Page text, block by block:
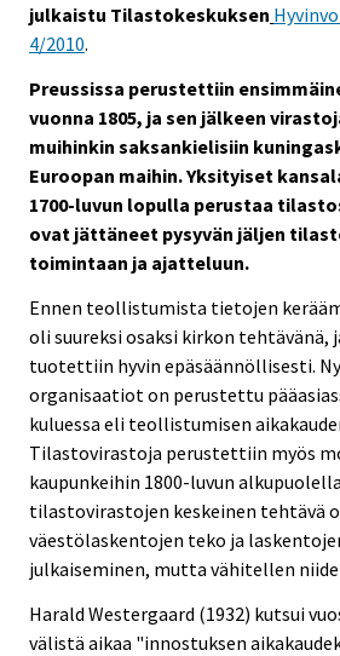
julkaistu Tilastokeskuksen
4/2010.
Preussissa perustettiin
vuonna 1805, ja sen jälkeen
muihinkin saksankielisiin
Euroopan maihin. Yksityiset
1700-luvun lopulla perustaa
ovat jättäneet pysyvän jäljen
toimintaan ja ajatteluun.
Ennen teollistumista tietojen
oli suureksi osaksi kirkon tehtävänä,
tuotettiin hyvin epäsäännöllisesti.
organisaatiot on perustettu
kuluessa eli teollistumisen
Tilastovirastoja perustettiin myös
kaupunkeihin 1800-luvun
tilastovirastojen keskeinen tehtävä
väestölaskentojen teko ja
julkaiseminen, mutta vähitellen
Harald Westergaard (1932) kutsui
välistä aikaa "innostuksen